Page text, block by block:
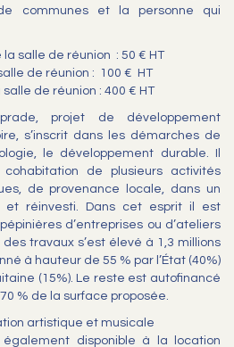
communes et la personne qui
salle de réunion : 50 € HT
de réunion : 100 € HT
de réunion : 400 € HT
projet de développement
s’inscrit dans les démarches de
le développement durable. Il
de plusieurs activités
de provenance locale, dans un
et réinvesti. Dans cet esprit il est
d’entreprises ou d’ateliers
travaux s’est élevé à 1,3 millions
à hauteur de 55 % par l’État (40%)
(15%). Le reste est autofinancé
% de la surface proposée.
artistique et musicale
disponible à la location